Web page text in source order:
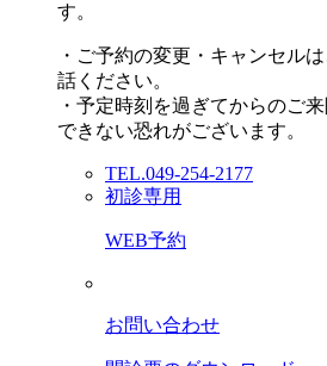
す。
・ご予約の変更・キャンセル
話ください。
・予定時刻を過ぎてからのご
できない恐れがございます。
TEL.049-254-2177
初診専用
WEB予約
お問い合わせ